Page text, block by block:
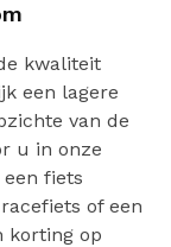
kwaliteit
een lagere
van de
u in onze
fiets
of een
korting op